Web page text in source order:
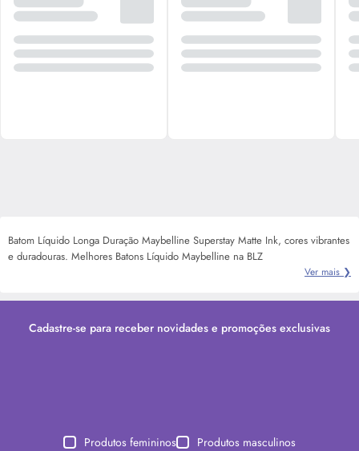
Batom Líquido Longa Duração Maybelline Superstay Matte Ink, cores vibrantes
e duradouras. Melhores Batons Líquido Maybelline na BLZ
Ver mais ❯
Cadastre-se para receber novidades e promoções exclusivas
Produtos femininos Produtos masculinos